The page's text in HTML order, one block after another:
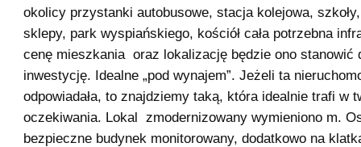
okolicy przystanki autobusowe, stacja kolejowa,
sklepy, park wyspiańskiego, kościół cała potrzebna
cenę mieszkania oraz lokalizację będzie ono stanowić
inwestycję. Idealne „pod wynajem”. Jeżeli ta
odpowiadała, to znajdziemy taką, która idealnie trafi w
oczekiwania. Lokal zmodernizowany wymieniono m.
bezpieczne budynek monitorowany, dodatkowo na